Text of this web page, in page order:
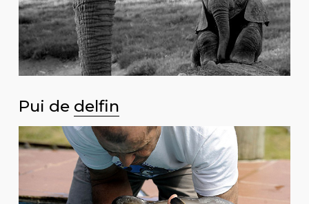
Pui de delfin